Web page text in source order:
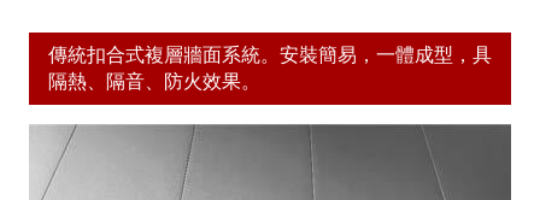
傳統扣合式複層牆面系統。安裝簡易，一體成型，具
隔熱、隔音、防火效果。